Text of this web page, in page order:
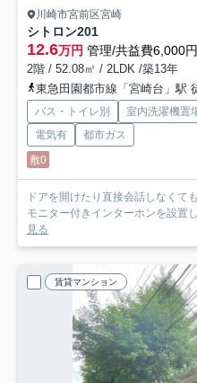
川崎市宮前区宮崎
シトロン201
12.6万円 管理/共益費6,000円
2階 / 52.08㎡ / 2LDK /築13年
東急田園都市線「宮崎台」駅
バス・トイレ別 室内洗濯機置
電気有
都市ガス
敷0
ドアを開けたり直接会話しなくて
モニター付きインターホンを設置
見る
賃貸マンション